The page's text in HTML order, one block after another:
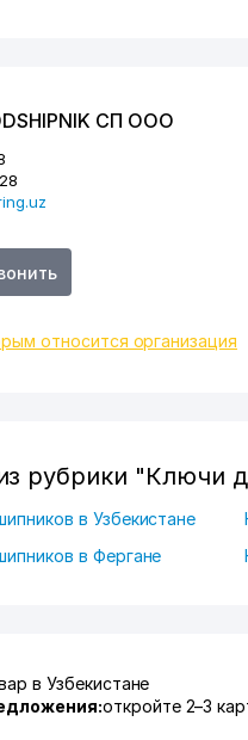
СП ООО
относится организация
рубрики "Ключи
в Узбекистане
в Фергане
в Узбекистане
откройте 2–3